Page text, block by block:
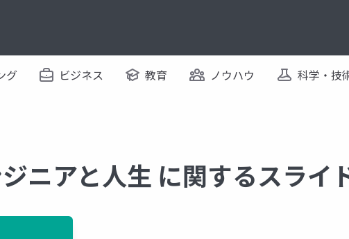
グ ビジネス 教育 ノウハウ 科学・技
ニアと人生 に関するスライ